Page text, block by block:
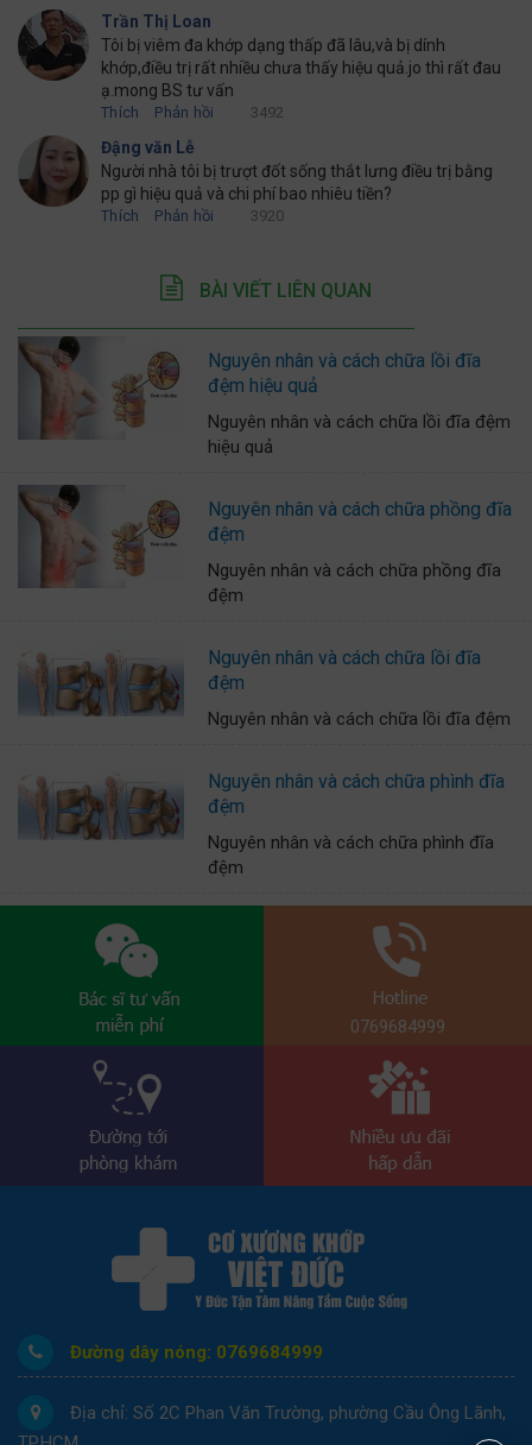
Trần Thị Loan
Tôi bị viêm đa khớp dạng thấp đã lâu,và bị dính
khớp,điều trị rất nhiều chưa thấy hiệu quả.jo thì rất đau
ạ.mong BS tư vấn
Thích Phản hồi 3492
Đậng văn Lễ
Người nhà tôi bị trượt đốt sống thắt lưng điều trị bằng
pp gì hiệu quả và chi phí bao nhiêu tiền?
Thích Phản hồi 3920
BÀI VIẾT LIÊN QUAN
Nguyên nhân và cách chữa lồi đĩa
đệm hiệu quả
Nguyên nhân và cách chữa lồi đĩa đệm
hiệu quả
Nguyên nhân và cách chữa phồng đĩa
đệm
Nguyên nhân và cách chữa phồng đĩa
đệm
Nguyên nhân và cách chữa lồi đĩa
đệm
Nguyên nhân và cách chữa lồi đĩa đệm
Nguyên nhân và cách chữa phình đĩa
đệm
Nguyên nhân và cách chữa phình đĩa
đệm
0769684999
Đường dây nóng: 0769684999
Địa chỉ: Số 2C Phan Văn Trường, phường Cầu Ông Lãnh,